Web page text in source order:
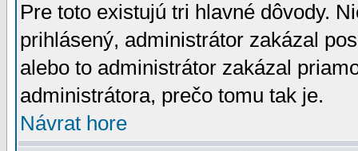
Pre toto existujú tri hlavné dôvody.
prihlásený, administrátor zakázal
alebo to administrátor zakázal
administrátora, prečo tomu tak je.
Návrat hore